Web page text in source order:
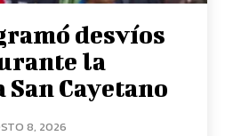
desvíos
la
Cayetano
8, 2026